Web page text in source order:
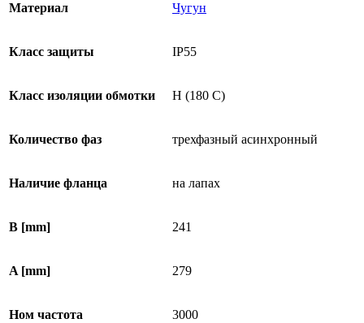
Материал Чугун
Класс защиты IP55
Класс изоляции обмотки H (180 C)
Количество фаз трехфазный асинхронный
Наличие фланца на лапах
B [mm] 241
A [mm] 279
Ном частота 3000